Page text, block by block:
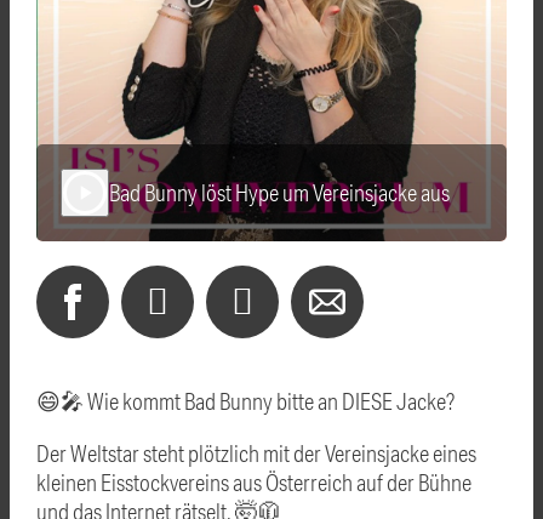
Bad Bunny löst Hype um Vereinsjacke aus
😄🎤 Wie kommt Bad Bunny bitte an DIESE Jacke?
Der Weltstar steht plötzlich mit der Vereinsjacke eines
kleinen Eisstockvereins aus Österreich auf der Bühne
und das Internet rätselt. 🤯🧥